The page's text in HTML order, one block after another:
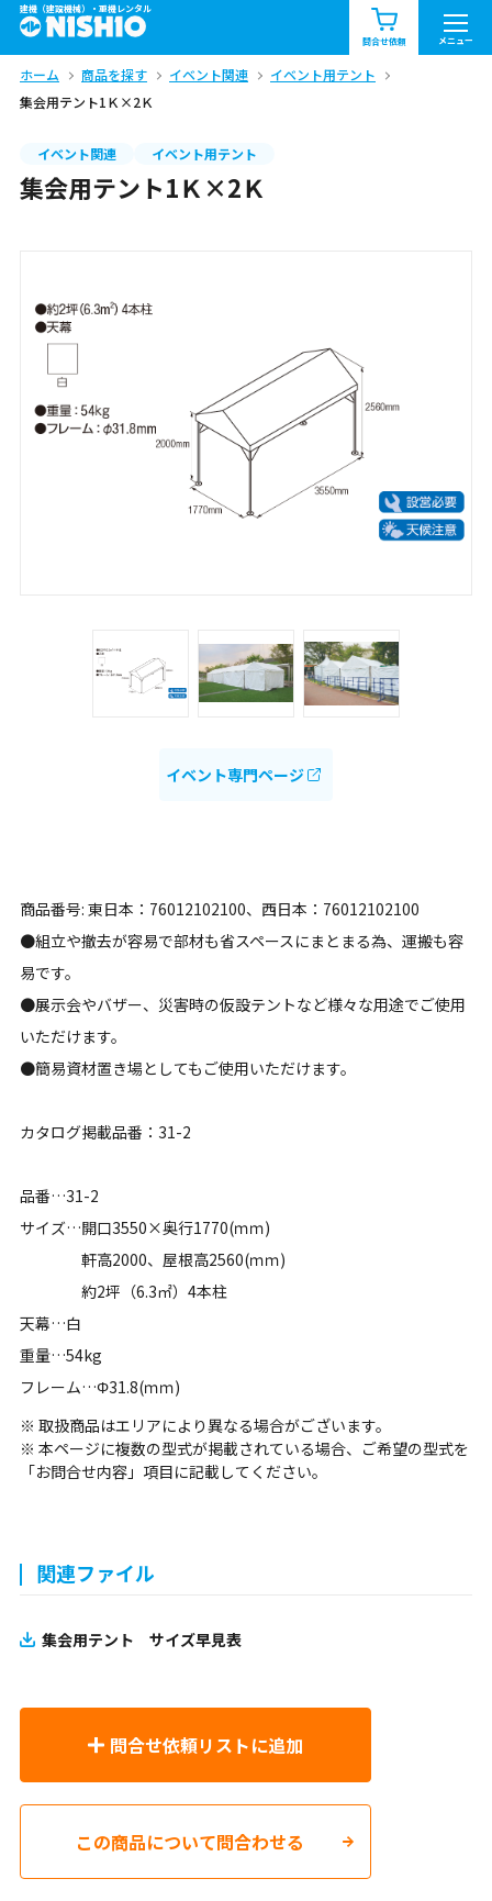
建機（建設機械）・重機レンタル
問合せ依頼 メニュー
商品一覧 お知らせ一覧
問合せ依頼リスト お問合せ
北海道 東北
九州・沖縄（外部）
ホーム 商品を探す イベント関連
イベント用テント
集会用テント1Ｋ×2Ｋ
イベント関連 イベント用テント
集会用テント1Ｋ×2Ｋ
イベント専門ページ
商品番号: 東日本：76012102100、西日本：76012102100
●組立や撤去が容易で部材も省スペースにまとまる為、運搬も容
易です。
●展示会やバザー、災害時の仮設テントなど様々な用途でご使用
いただけます。
●簡易資材置き場としてもご使用いただけます。
カタログ掲載品番：31-2
品番…31-2
サイズ…開口3550×奥行1770(ｍｍ)
軒高2000、屋根高2560(ｍｍ)
約2坪（6.3㎡）4本柱
天幕…白
重量…54kg
フレーム…Φ31.8(ｍｍ)
※ 取扱商品はエリアにより異なる場合がございます。
※ 本ページに複数の型式が掲載されている場合、ご希望の型式を
「お問合せ内容」項目に記載してください。
関連ファイル
集会用テント サイズ早見表
問合せ依頼リストに追加
この商品について問合わせる